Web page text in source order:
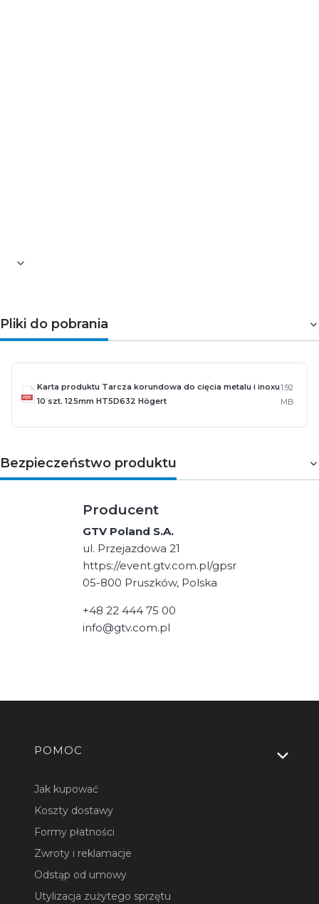
Pliki do pobrania
Karta produktu Tarcza korundowa do cięcia metalu i inoxu
10 szt. 125mm HT5D632 Högert
1.92
MB
Bezpieczeństwo produktu
Producent
GTV Poland S.A.
ul. Przejazdowa 21
https://event.gtv.com.pl/gpsr
05-800 Pruszków, Polska
+48 22 444 75 00
info@gtv.com.pl
Linki w stopce
POMOC
Jak kupować
Koszty dostawy
Formy płatności
Zwroty i reklamacje
Odstąp od umowy
Utylizacja zużytego sprzętu